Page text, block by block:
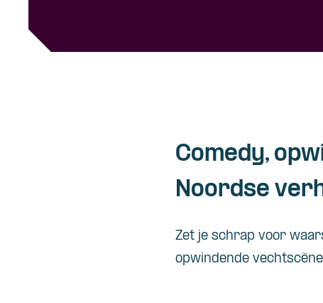
Comedy,
Noordse
Zet je schrap voor
opwindende